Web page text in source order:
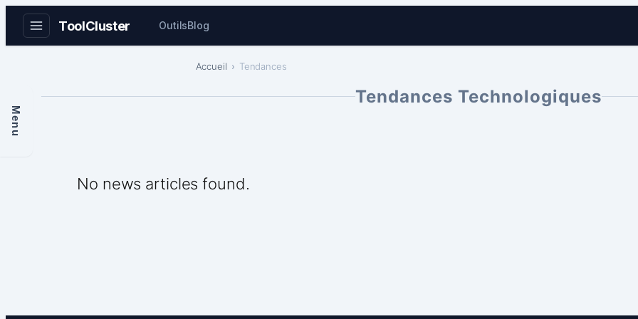
ToolCluster OutilsBlog
contenu
Accueil Tendances
Tendances Technologiques
No news articles found.
Menu